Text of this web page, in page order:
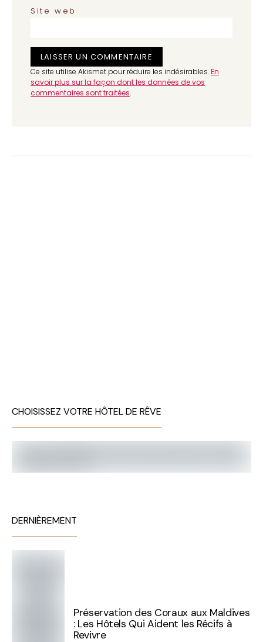
Site web
Ce site utilise Akismet pour réduire les indésirables.En
savoir plus sur la façon dont les données de vos
commentaires sont traitées.
CHOISISSEZ VOTRE HÔTEL DE RÊVE
DERNIÈREMENT
Préservation des Coraux aux Maldives
: Les Hôtels Qui Aident les Récifs à
Revivre